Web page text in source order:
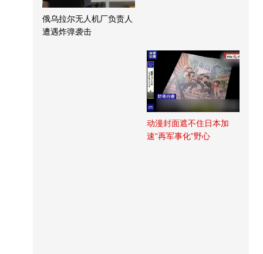
俄乌拉尔无人机厂负责人
遭遇炸弹袭击
动漫封面遮不住日本加
速“再军事化”野心